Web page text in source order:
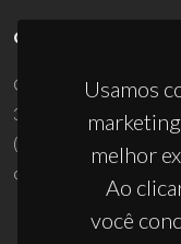
Usamos
melhor
Ao
você
CONTACTOS
Campus Universitário
3810-193 Aveiro -
(+351) 234 370 200
ciceco@ua.pt